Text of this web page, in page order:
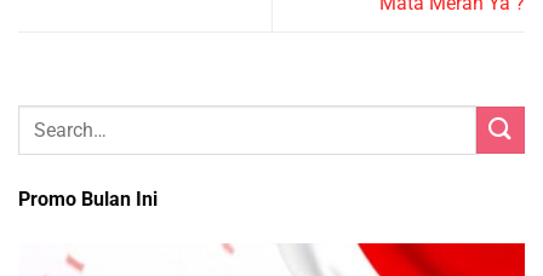
Promo Bulan Ini